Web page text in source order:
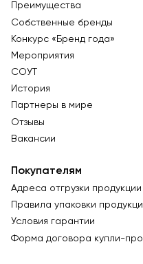
Преимущества
Собственные бренды
Конкурс «Бренд года»
Мероприятия
СОУТ
История
Партнеры в мире
Отзывы
Вакансии
Покупателям
Адреса отгрузки продукции
Правила упаковки
Условия гарантии
Форма договора купли-